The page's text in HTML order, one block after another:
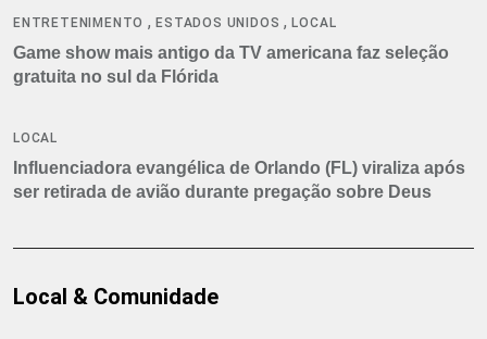
ENTRETENIMENTO ,ESTADOS UNIDOS ,LOCAL
Game show mais antigo da TV americana faz seleção
gratuita no sul da Flórida
LOCAL
Influenciadora evangélica de Orlando (FL) viraliza após
ser retirada de avião durante pregação sobre Deus
Local & Comunidade